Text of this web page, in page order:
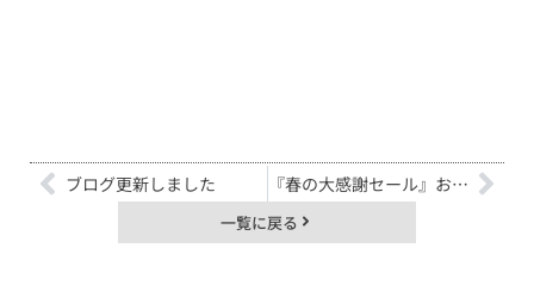
ブログ更新しました 『春の大感謝セール』おすすめ商品😀 携帯除菌スプレー編✨
一覧に戻る